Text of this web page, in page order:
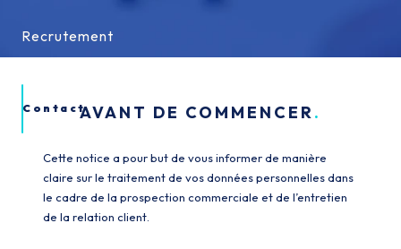
Recrutement
Recrutement
ContactAVANT DE COMMENCER
Cette notice a pour but de vous informer de manière
claire sur le traitement de vos données personnelles dans
le cadre de la prospection commerciale et de l’entretien
de la relation client.